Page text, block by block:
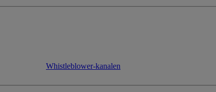
Whistleblower-kanalen